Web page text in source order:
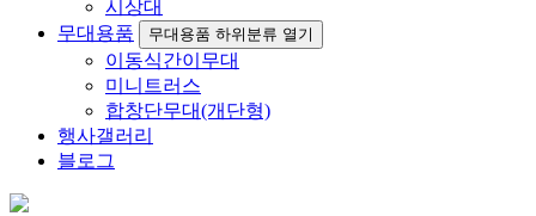
시상대
무대용품
무대용품 하위분류 열기
이동식간이무대
미니트러스
합창단무대(개단형)
행사갤러리
블로그